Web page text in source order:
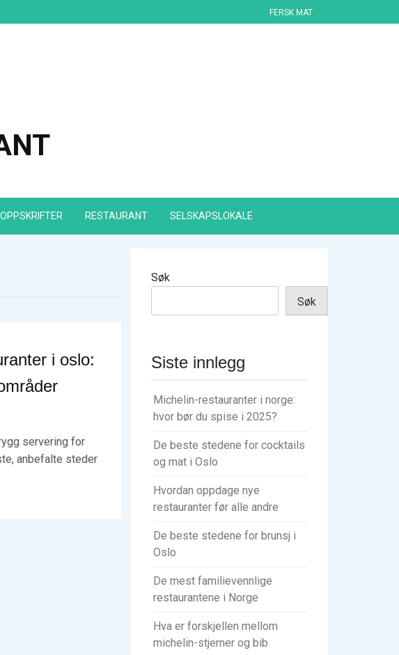
FERSK MAT
OPPSKRIFTER RESTAURANT SELSKAPSLOKALE
i oslo:
servering for
anbefalte steder
Søk
Søk
Siste innlegg
Michelin-restauranter i norge:
hvor bør du spise i 2025?
De beste stedene for cocktails
og mat i Oslo
Hvordan oppdage nye
restauranter før alle andre
De beste stedene for brunsj i
Oslo
De mest familievennlige
restaurantene i Norge
Hva er forskjellen mellom
michelin-stjerner og bib